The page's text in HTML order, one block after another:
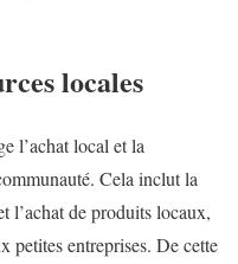
locales
l’achat local et la
Cela inclut la
l’achat de produits locaux,
petites entreprises. De cette